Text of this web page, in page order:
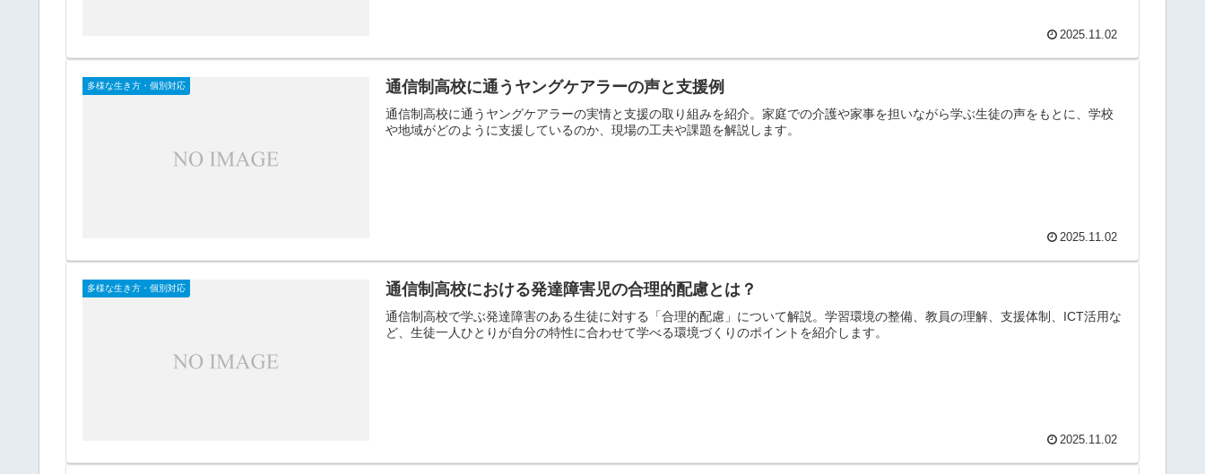
2025.11.02
多様な生き方・個別対応 通信制高校に通うヤングケアラーの声と支援例
通信制高校に通うヤングケアラーの実情と支援の取り組みを紹介。家庭での介護や家事を担いながら学ぶ生徒の声をもとに、学校
や地域がどのように支援しているのか、現場の工夫や課題を解説します。
2025.11.02
多様な生き方・個別対応 通信制高校における発達障害児の合理的配慮とは？
通信制高校で学ぶ発達障害のある生徒に対する「合理的配慮」について解説。学習環境の整備、教員の理解、支援体制、ICT活用な
ど、生徒一人ひとりが自分の特性に合わせて学べる環境づくりのポイントを紹介します。
2025.11.02